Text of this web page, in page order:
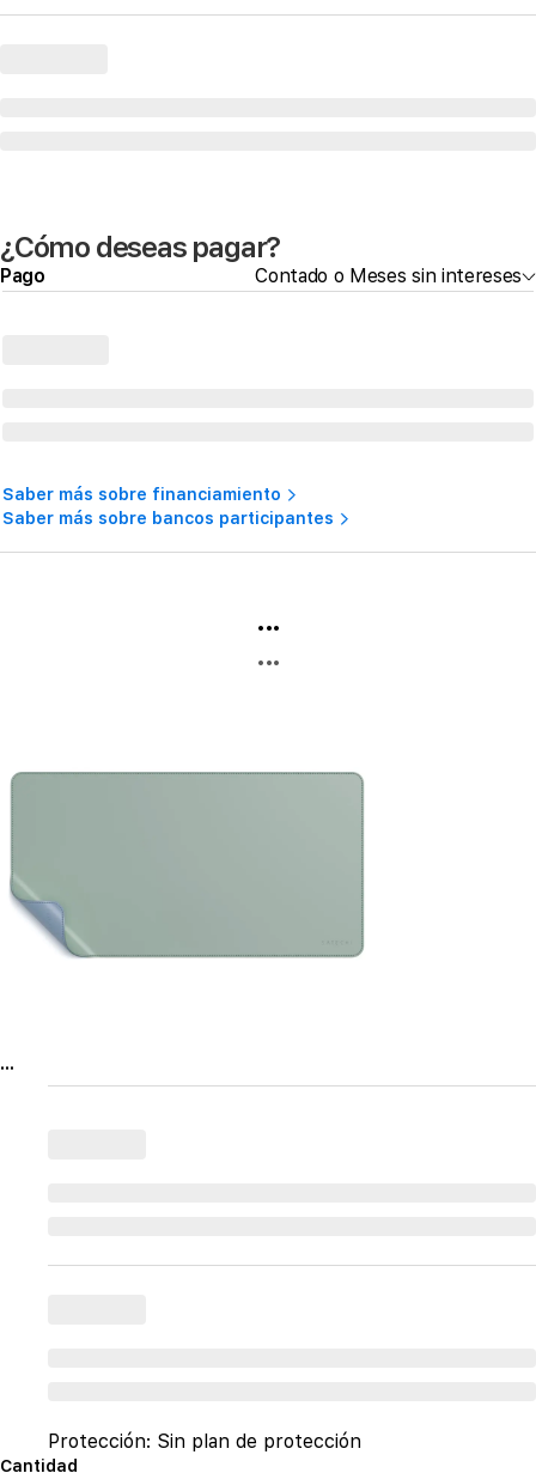
¿Cómo deseas pagar?
Pago Contado o Meses sin intereses
Saber más sobre financiamiento
Saber más sobre bancos participantes
...
...
...
Protección: Sin plan de protección
Cantidad